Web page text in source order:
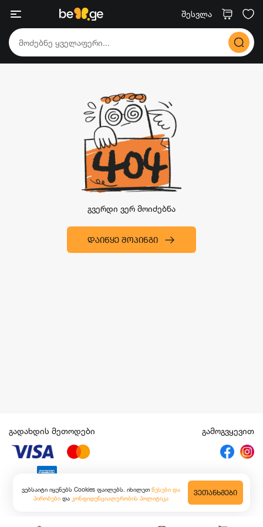
შესვლა
გვერდი ვერ მოიძებნა
ᲓᲐᲘᲬᲧᲔ ᲨᲝᲞᲘᲜᲒᲘ
ვებსაიტი იყენებს Cookies ფაილებს. იხილეთ წესები და
პირობები და კონფიდენციალურობის პოლიტიკა
ᲕᲔᲗᲐᲜᲮᲛᲔᲑᲘ
გადახდის მეთოდები გამოგვყევით